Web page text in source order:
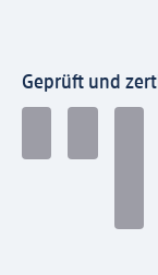
Geprüft und